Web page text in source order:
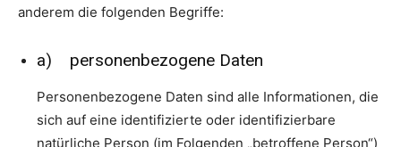
anderem die folgenden Begriffe:
a) personenbezogene Daten
Personenbezogene Daten sind alle Informationen, die
sich auf eine identifizierte oder identifizierbare
natürliche Person (im Folgenden „betroffene Person“)